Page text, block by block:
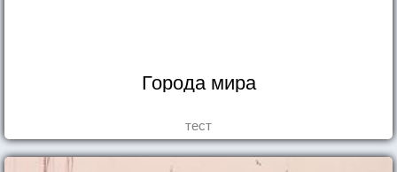
Города мира
тест